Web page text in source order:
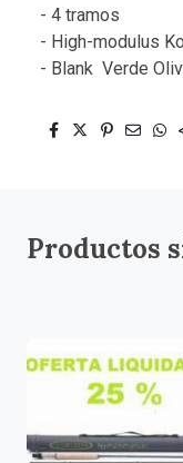
- 4 tramos
- High-modulus
- Blank Verde
Productos